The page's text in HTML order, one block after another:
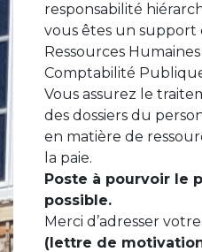
responsabilité
vous êtes un support
Ressources
Comptabilité
Vous assurez le
des dossiers du
en matière de
la paie.
Poste à pourvoir le
possible.
Merci d’adresser votre
(lettre de